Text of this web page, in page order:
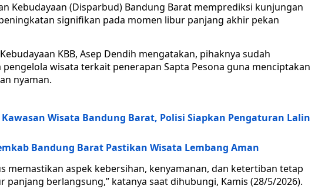
Kebudayaan (Disparbud) Bandung Barat memprediksi kunjungan
signifikan pada momen libur panjang akhir pekan
KBB, Asep Dendih mengatakan, pihaknya sudah
wisata terkait penerapan Sapta Pesona guna menciptakan
nyaman.
Wisata Bandung Barat, Polisi Siapkan Pengaturan Lalin
Bandung Barat Pastikan Wisata Lembang Aman
memastikan aspek kebersihan, kenyamanan, dan ketertiban tetap
berlangsung,” katanya saat dihubungi, Kamis (28/5/2026).